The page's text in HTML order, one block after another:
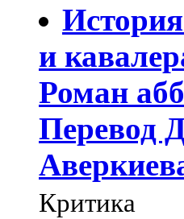
и
Роман
Перевод
Критика